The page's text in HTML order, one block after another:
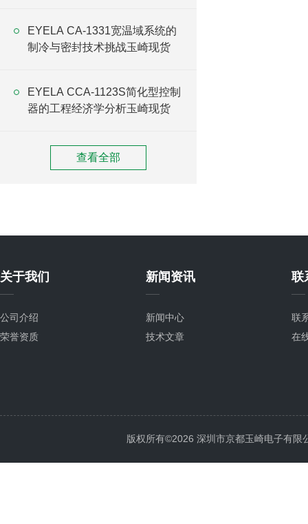
EYELA CA-1331宽温域系统的
制冷与密封技术挑战玉崎现货
EYELA CCA-1123S简化型控制
器的工程经济学分析玉崎现货
查看全部
关于我们
公司介绍
荣誉资质
新闻资讯
新闻中心
技术文章
联
联
在
版权所有©2026 深圳市京都玉崎电子有